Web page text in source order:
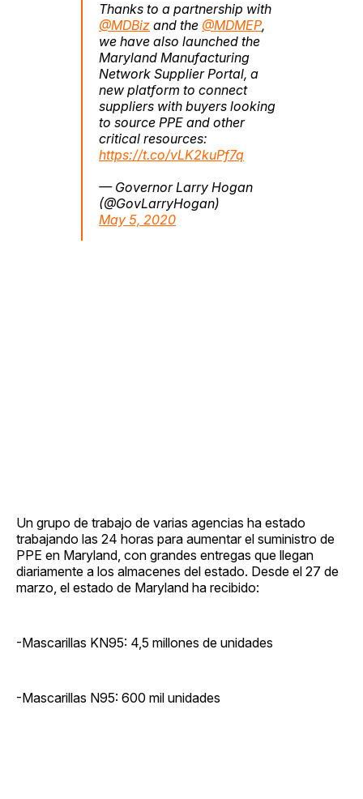
Thanks to a partnership with
@MDBiz and the @MDMEP,
we have also launched the
Maryland Manufacturing
Network Supplier Portal, a
new platform to connect
suppliers with buyers looking
to source PPE and other
critical resources:
https://t.co/vLK2kuPf7q
— Governor Larry Hogan
(@GovLarryHogan)
May 5, 2020
Un grupo de trabajo de varias agencias ha estado
trabajando las 24 horas para aumentar el suministro de
PPE en Maryland, con grandes entregas que llegan
diariamente a los almacenes del estado. Desde el 27 de
marzo, el estado de Maryland ha recibido:
-Mascarillas KN95: 4,5 millones de unidades
-Mascarillas N95: 600 mil unidades